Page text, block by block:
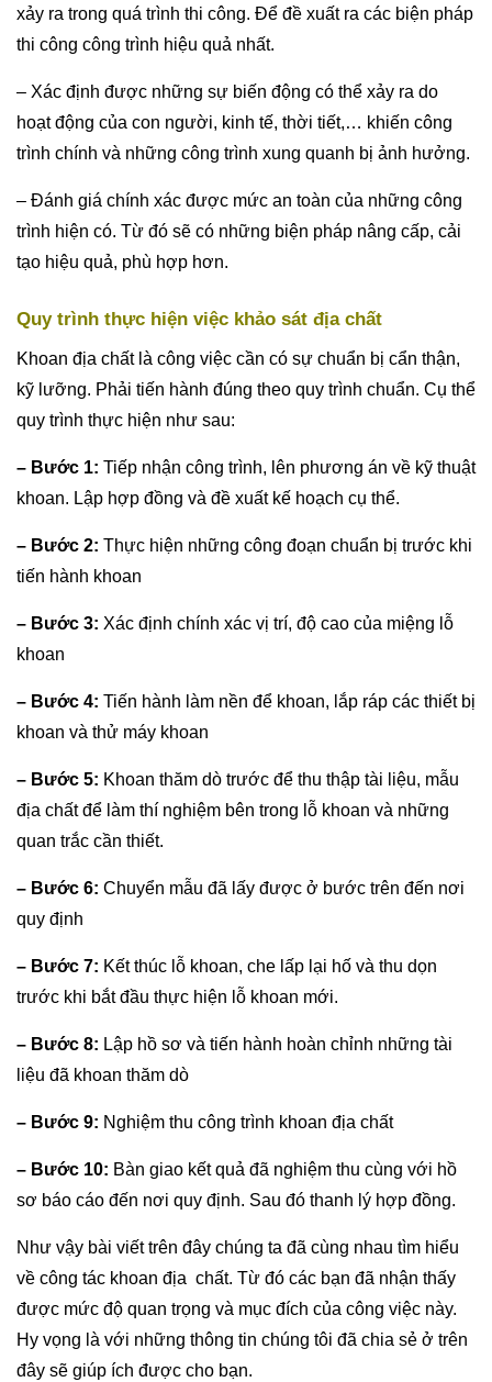
xảy ra trong quá trình thi công. Để đề xuất ra các biện pháp
thi công công trình hiệu quả nhất.
– Xác định được những sự biến động có thể xảy ra do
hoạt động của con người, kinh tế, thời tiết,… khiến công
trình chính và những công trình xung quanh bị ảnh hưởng.
– Đánh giá chính xác được mức an toàn của những công
trình hiện có. Từ đó sẽ có những biện pháp nâng cấp, cải
tạo hiệu quả, phù hợp hơn.
Quy trình thực hiện việc khảo sát địa chất
Khoan địa chất là công việc cần có sự chuẩn bị cẩn thận,
kỹ lưỡng. Phải tiến hành đúng theo quy trình chuẩn. Cụ thể
quy trình thực hiện như sau:
– Bước 1: Tiếp nhận công trình, lên phương án về kỹ thuật
khoan. Lập hợp đồng và đề xuất kế hoạch cụ thể.
– Bước 2: Thực hiện những công đoạn chuẩn bị trước khi
tiến hành khoan
– Bước 3: Xác định chính xác vị trí, độ cao của miệng lỗ
khoan
– Bước 4: Tiến hành làm nền để khoan, lắp ráp các thiết bị
khoan và thử máy khoan
– Bước 5: Khoan thăm dò trước để thu thập tài liệu, mẫu
địa chất để làm thí nghiệm bên trong lỗ khoan và những
quan trắc cần thiết.
– Bước 6: Chuyển mẫu đã lấy được ở bước trên đến nơi
quy định
– Bước 7: Kết thúc lỗ khoan, che lấp lại hố và thu dọn
trước khi bắt đầu thực hiện lỗ khoan mới.
– Bước 8: Lập hồ sơ và tiến hành hoàn chỉnh những tài
liệu đã khoan thăm dò
– Bước 9: Nghiệm thu công trình khoan địa chất
– Bước 10: Bàn giao kết quả đã nghiệm thu cùng với hồ
sơ báo cáo đến nơi quy định. Sau đó thanh lý hợp đồng.
Như vậy bài viết trên đây chúng ta đã cùng nhau tìm hiểu
về công tác khoan địa chất. Từ đó các bạn đã nhận thấy
được mức độ quan trọng và mục đích của công việc này.
Hy vọng là với những thông tin chúng tôi đã chia sẻ ở trên
đây sẽ giúp ích được cho bạn.